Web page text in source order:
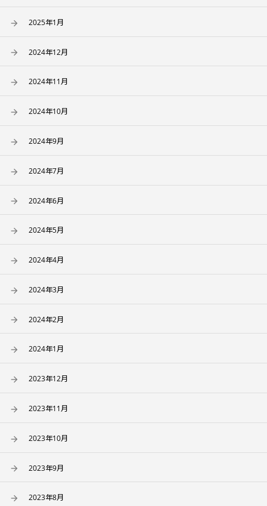
2025年1月
2024年12月
2024年11月
2024年10月
2024年9月
2024年7月
2024年6月
2024年5月
2024年4月
2024年3月
2024年2月
2024年1月
2023年12月
2023年11月
2023年10月
2023年9月
2023年8月